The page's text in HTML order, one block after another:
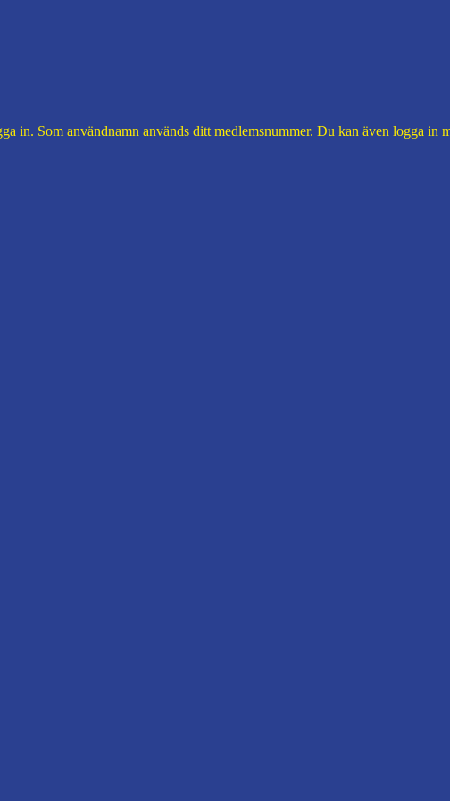
in. Som användnamn används ditt medlemsnummer. Du kan även logga in